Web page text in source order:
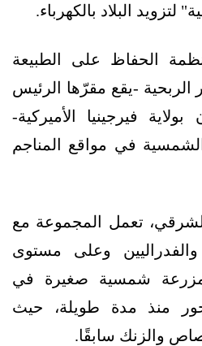
لتزويد البلاد بالكهرباء.
الحفاظ على الطبيعة
-يقع مقرّها الرئيس
فيرجينيا الأميركية-
في مواقع المناجم
تعمل المجموعة مع
والفدراليين وعلى مستوى
مزرعة شمسية صغيرة في
منذ مدة طويلة، حيث
والزنك سابقًا.